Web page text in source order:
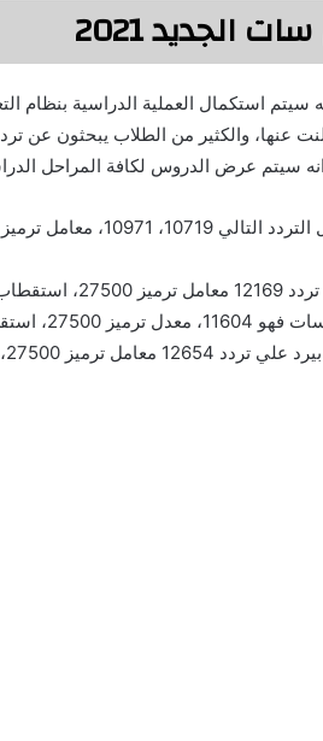
الجديد 2021
سيتم استكمال العملية الدراسية بنظام
عنها، والكثير من الطلاب يبحثون عن
سيتم عرض الدروس لكافة المراحل
4، أما عن